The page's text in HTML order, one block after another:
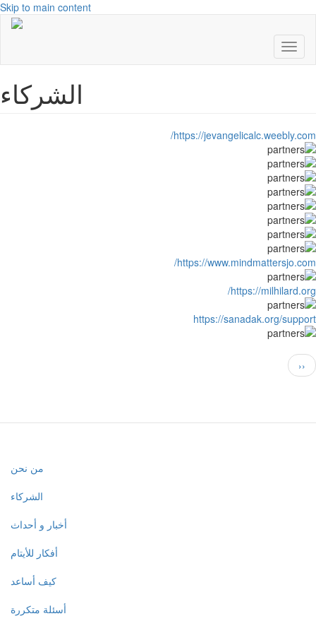
Skip to main content
الشركاء
https://jevangelicalc.weebly.com/
https://www.mindmattersjo.com/
https://milhilard.org/
https://sanadak.org/support
››
Main
navigation
من نحن
الشركاء
أخبار و أحداث
أفكار للأيتام
كيف أساعد
أسئلة متكررة